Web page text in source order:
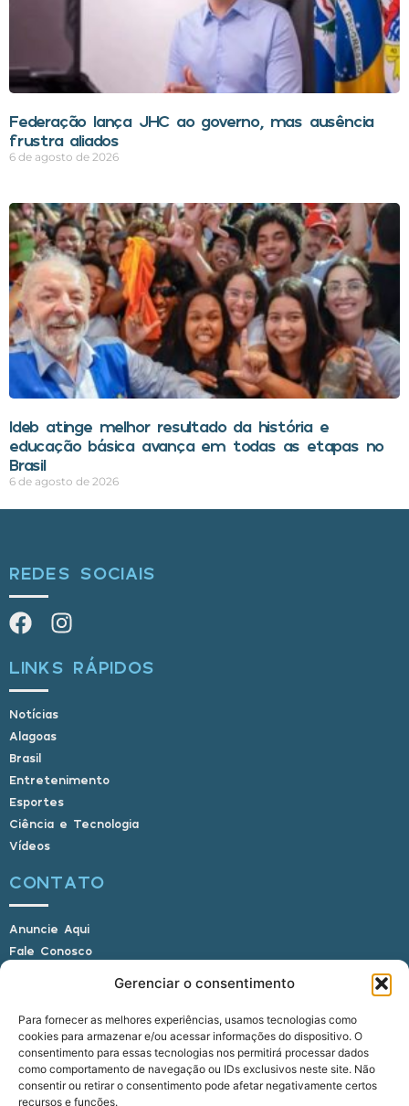
Gerenciar o consentimento
Para fornecer as melhores experiências, usamos tecnologias como
cookies para armazenar e/ou acessar informações do dispositivo. O
consentimento para essas tecnologias nos permitirá processar dados
como comportamento de navegação ou IDs exclusivos neste site. Não
consentir ou retirar o consentimento pode afetar negativamente certos
recursos e funções.
Federação lança JHC ao governo, mas ausência
frustra aliados
6 de agosto de 2026
Ideb atinge melhor resultado da história e
educação básica avança em todas as etapas no
Brasil
6 de agosto de 2026
REDES SOCIAIS
LINKS RÁPIDOS
Notícias
Alagoas
Brasil
Entretenimento
Esportes
Ciência e Tecnologia
Vídeos
CONTATO
Anuncie Aqui
Fale Conosco
E-mail: alagoasbrasilnoticias@gmail.com
Telefone: (82) 9 9691-0391 (Whatsapp)
Responsável Técnico: Crysthyan Carlos
Rua do Sau - Centro - Anadia - AL - CEP: